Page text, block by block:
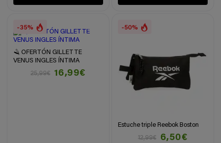
-35%
🪒 OFERTÓN GILLETTE
VENUS INGLES ÍNTIMA
25,99€
16,99€
-50%
Estuche triple Reebok Boston
12,99€
6,50€